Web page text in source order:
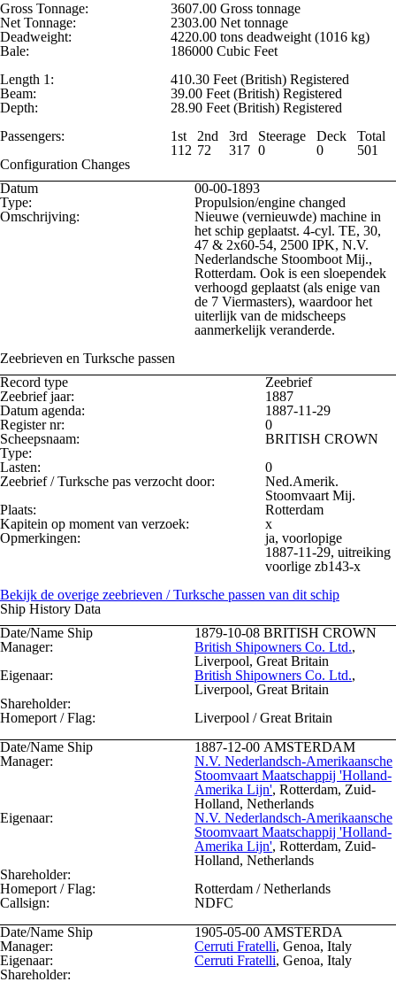
Gross Tonnage:
3607.00 Gross tonnage
Net Tonnage:
2303.00 Net tonnage
Deadweight:
4220.00 tons deadweight (1016 kg)
Bale:
186000 Cubic Feet
Length 1:
410.30 Feet (British) Registered
Beam:
39.00 Feet (British) Registered
Depth:
28.90 Feet (British) Registered
Passengers:
1st 2nd 3rd Steerage Deck
Total
112 72 317 0 0
501
Configuration Changes
Datum
00-00-1893
Type:
Propulsion/engine changed
Omschrijving:
Nieuwe (vernieuwde) machine in
het schip geplaatst. 4-cyl. TE, 30,
47 & 2x60-54, 2500 IPK, N.V.
Nederlandsche Stoomboot Mij.,
Rotterdam. Ook is een sloependek
verhoogd geplaatst (als enige van
de 7 Viermasters), waardoor het
uiterlijk van de midscheeps
aanmerkelijk veranderde.
Zeebrieven en Turksche passen
Record type
Zeebrief
Zeebrief jaar:
1887
Datum agenda:
1887-11-29
Register nr:
0
Scheepsnaam:
BRITISH CROWN
Type:
Lasten:
0
Zeebrief / Turksche pas verzocht door:
Ned.Amerik.
Stoomvaart Mij.
Plaats:
Rotterdam
Kapitein op moment van verzoek:
x
Opmerkingen:
ja, voorlopige
1887-11-29, uitreiking
voorlige zb143-x
Bekijk de overige zeebrieven / Turksche passen van dit schip
Ship History Data
Date/Name Ship
1879-10-08 BRITISH CROWN
Manager:
British Shipowners Co. Ltd.,
Liverpool, Great Britain
Eigenaar:
British Shipowners Co. Ltd.,
Liverpool, Great Britain
Shareholder:
Homeport / Flag:
Liverpool / Great Britain
Date/Name Ship
1887-12-00 AMSTERDAM
Manager:
N.V. Nederlandsch-Amerikaansche
Stoomvaart Maatschappij 'Holland-
Amerika Lijn', Rotterdam, Zuid-
Holland, Netherlands
Eigenaar:
N.V. Nederlandsch-Amerikaansche
Stoomvaart Maatschappij 'Holland-
Amerika Lijn', Rotterdam, Zuid-
Holland, Netherlands
Shareholder:
Homeport / Flag:
Rotterdam / Netherlands
Callsign:
NDFC
Date/Name Ship
1905-05-00 AMSTERDA
Manager:
Cerruti Fratelli, Genoa, Italy
Eigenaar:
Cerruti Fratelli, Genoa, Italy
Shareholder: